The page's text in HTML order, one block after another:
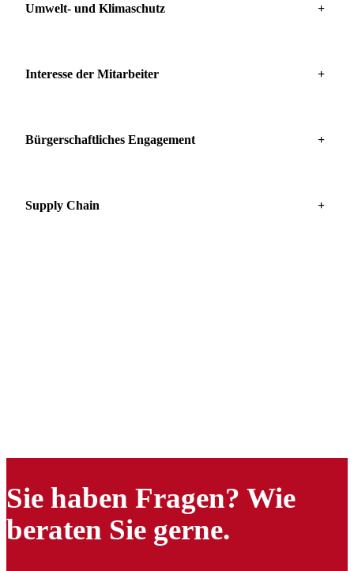
Umwelt- und Klimaschutz +
Interesse der Mitarbeiter +
Bürgerschaftliches Engagement +
Supply Chain +
Sie haben Fragen? Wie
beraten Sie gerne.